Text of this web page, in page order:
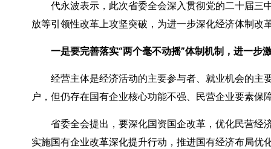
代永波表示，此次省委全会深入贯彻党的二十届三
放等引领性改革上攻坚突破，为进一步深化经济体制
一是要完善落实“两个毫不动摇”体制机制，进一步
经营主体是经济活动的主要参与者、就业机会的
户，但仍存在国有企业核心功能不强、民营企业要素保
省委全会提出，要深化国资国企改革，优化民营经
实施国有企业改革深化提升行动，推进国有经济布局